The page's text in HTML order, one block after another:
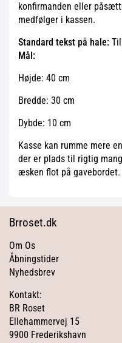
konfirmanden eller
medfølger i kassen.
Standard tekst på hale:
Mål:
Højde: 40 cm
Bredde: 30 cm
Dybde: 10 cm
Kasse kan rumme mere
der er plads til rigtig
æsken flot på gavebordet.
Brroset.dk
Om Os
Åbningstider
Nyhedsbrev
Kontakt:
BR Roset
Ellehammervej 15
9900 Frederikshavn